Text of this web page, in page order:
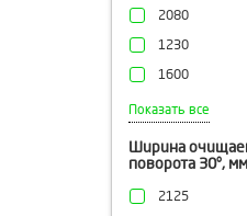
2080
1230
1600
965
1435
775
Показать все
Ширина
поворота 30°,
2125